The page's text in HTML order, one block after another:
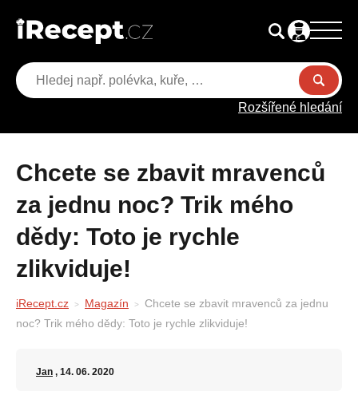
Rozšířené hledání
Chcete se zbavit mravenců
za jednu noc? Trik mého
dědy: Toto je rychle
zlikviduje!
iRecept.cz Magazín
Chcete se zbavit mravenců za jednu
noc? Trik mého dědy: Toto je rychle zlikviduje!
Jan , 14. 06. 2020